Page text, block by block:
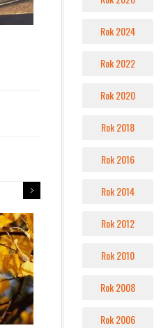
Rok 2024
Rok 2022
Rok 2020
Rok 2018
Rok 2016
Rok 2014
Rok 2012
Rok 2010
Rok 2008
Rok 2006